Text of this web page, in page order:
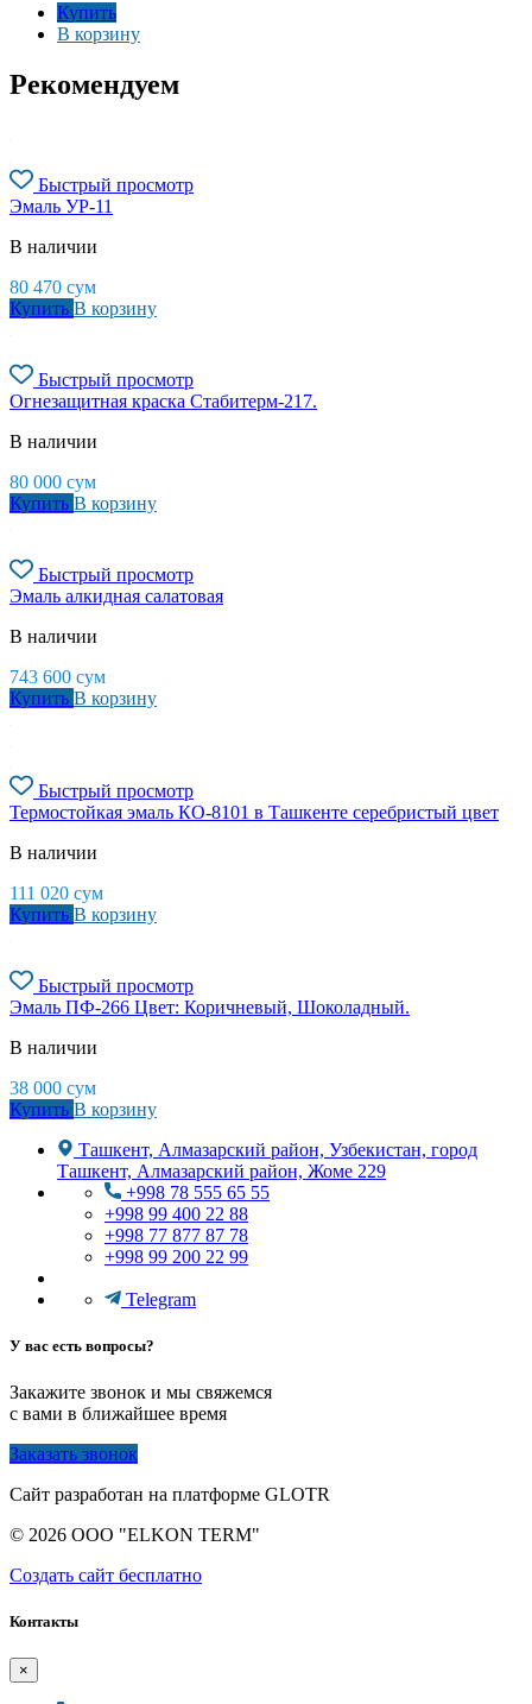
Купить
В корзину
Рекомендуем
Быстрый просмотр
Эмаль УР-11
В наличии
80 470 сум
Купить В корзину
Быстрый просмотр
Огнезащитная краска Стабитерм-217.
В наличии
80 000 сум
Купить В корзину
Быстрый просмотр
Эмаль алкидная салатовая
В наличии
743 600 сум
Купить В корзину
Быстрый просмотр
Термостойкая эмаль КО-8101 в Ташкенте серебристый цвет
В наличии
111 020 сум
Купить В корзину
Быстрый просмотр
Эмаль ПФ-266 Цвет: Коричневый, Шоколадный.
В наличии
38 000 сум
Купить В корзину
Ташкент, Алмазарский район, Узбекистан, город
Ташкент, Алмазарский район, Жоме 229
+998 78 555 65 55
+998 99 400 22 88
+998 77 877 87 78
+998 99 200 22 99
Telegram
У вас есть вопросы?
Закажите звонок и мы свяжемся
с вами в ближайшее время
Заказать звонок
Сайт разработан на платформе GLOTR
© 2026 OOO "ELKON TERM"
Создать cайт бесплатно
Контакты
×